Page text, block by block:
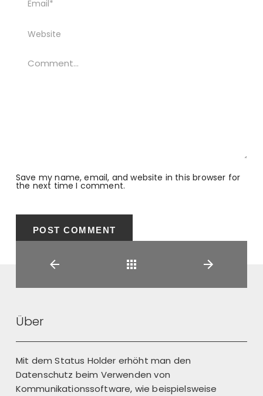
Save my name, email, and website in this browser for
the next time I comment.
Über
Mit dem Status Holder erhöht man den
Datenschutz beim Verwenden von
Kommunikationssoftware, wie beispielsweise